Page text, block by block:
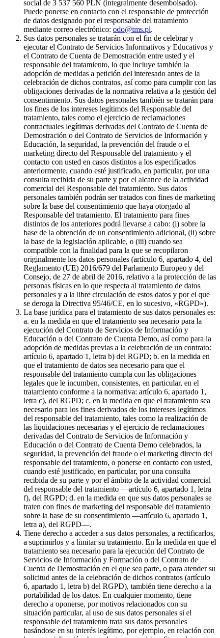
social de 3 537 560 PLN (integralmente desembolsado).
Puede ponerse en contacto con el responsable de protección
de datos designado por el responsable del tratamiento
mediante correo electrónico: odo@tms.pl.
Sus datos personales se tratarán con el fin de celebrar y
ejecutar el Contrato de Servicios Informativos y Educativos y
el Contrato de Cuenta de Demostración entre usted y el
responsable del tratamiento, lo que incluye también la
adopción de medidas a petición del interesado antes de la
celebración de dichos contratos, así como para cumplir con las
obligaciones derivadas de la normativa relativa a la gestión del
consentimiento. Sus datos personales también se tratarán para
los fines de los intereses legítimos del Responsable del
tratamiento, tales como el ejercicio de reclamaciones
contractuales legítimas derivadas del Contrato de Cuenta de
Demostración o del Contrato de Servicios de Información y
Educación, la seguridad, la prevención del fraude o el
marketing directo del Responsable del tratamiento y el
contacto con usted en casos distintos a los especificados
anteriormente, cuando esté justificado, en particular, por una
consulta recibida de su parte y por el alcance de la actividad
comercial del Responsable del tratamiento. Sus datos
personales también podrán ser tratados con fines de marketing
sobre la base del consentimiento que haya otorgado al
Responsable del tratamiento. El tratamiento para fines
distintos de los anteriores podrá llevarse a cabo: (i) sobre la
base de la obtención de un consentimiento adicional, (ii) sobre
la base de la legislación aplicable, o (iii) cuando sea
compatible con la finalidad para la que se recopilaron
originalmente los datos personales (artículo 6, apartado 4, del
Reglamento (UE) 2016/679 del Parlamento Europeo y del
Consejo, de 27 de abril de 2016, relativo a la protección de las
personas físicas en lo que respecta al tratamiento de datos
personales y a la libre circulación de estos datos y por el que
se deroga la Directiva 95/46/CE, en lo sucesivo, «RGPD»).
La base jurídica para el tratamiento de sus datos personales es:
a. en la medida en que el tratamiento sea necesario para la
ejecución del Contrato de Servicios de Información y
Educación o del Contrato de Cuenta Demo, así como para la
adopción de medidas previas a la celebración de un contrato:
artículo 6, apartado 1, letra b) del RGPD; b. en la medida en
que el tratamiento de datos sea necesario para que el
responsable del tratamiento cumpla con las obligaciones
legales que le incumben, consistentes, en particular, en el
tratamiento conforme a la normativa: artículo 6, apartado 1,
letra c), del RGPD; c. en la medida en que el tratamiento sea
necesario para los fines derivados de los intereses legítimos
del responsable del tratamiento, tales como la realización de
las liquidaciones necesarias y el ejercicio de reclamaciones
derivadas del Contrato de Servicios de Información y
Educación o del Contrato de Cuenta Demo celebrados, la
seguridad, la prevención del fraude o el marketing directo del
responsable del tratamiento, o ponerse en contacto con usted,
cuando esté justificado, en particular, por una consulta
recibida de su parte y por el ámbito de la actividad comercial
del responsable del tratamiento —artículo 6, apartado 1, letra
f), del RGPD; d. en la medida en que sus datos personales se
traten con fines de marketing del responsable del tratamiento
sobre la base de su consentimiento —artículo 6, apartado 1,
letra a), del RGPD—.
Tiene derecho a acceder a sus datos personales, a rectificarlos,
a suprimirlos y a limitar su tratamiento. En la medida en que el
tratamiento sea necesario para la ejecución del Contrato de
Servicios de Información y Formación o del Contrato de
Cuenta de Demostración en el que sea parte, o para atender su
solicitud antes de la celebración de dichos contratos (artículo
6, apartado 1, letra b) del RGPD), también tiene derecho a la
portabilidad de los datos. En cualquier momento, tiene
derecho a oponerse, por motivos relacionados con su
situación particular, al uso de sus datos personales si el
responsable del tratamiento trata sus datos personales
basándose en su interés legítimo, por ejemplo, en relación con